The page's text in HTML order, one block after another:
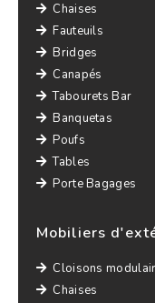
Chaises
Fauteuils
Bridges
Canapés
Tabourets Bar
Banquetas
Poufs
Tables
Porte Bagages
Mobiliers
Cloisons
Chaises